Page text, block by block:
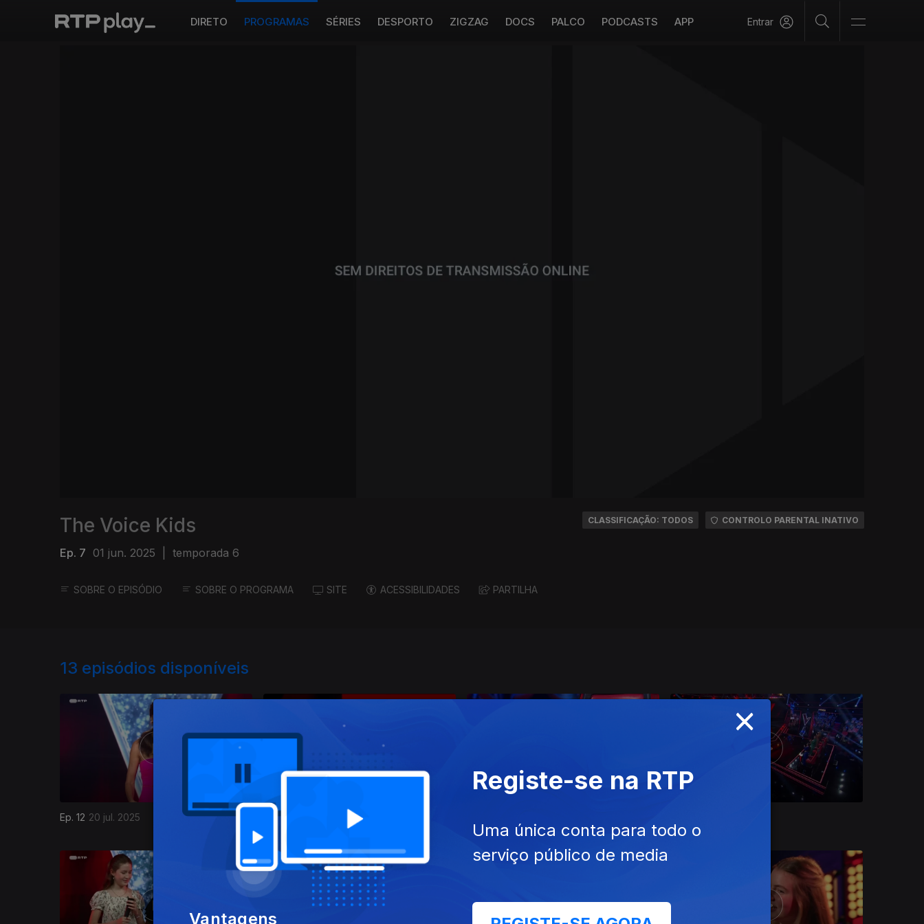
DIRETO PROGRAMAS SÉRIES DESPORTO ZIGZAG DOCS PALCO PODCASTS APP Entrar
The Voice Kids
Ep. 7 01 jun. 2025 temporada 6
CLASSIFICAÇÃO: TODOS CONTROLO PARENTAL INATIVO
SOBRE O EPISÓDIO SOBRE O PROGRAMA SITE ACESSIBILIDADES PARTILHA
13 episódios disponíveis
Ep. 12 20 jul. 2025 Ep. 12
×
Vantagens
Registe-se na RTP
Uma única conta para todo o
serviço público de media